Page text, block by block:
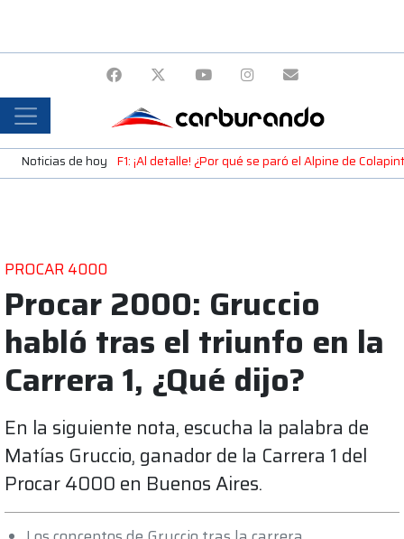
Noticias de hoy F1: ¡Al detalle! ¿Por qué se paró el Alpine de
PROCAR 4000
Procar 2000: Gruccio
habló tras el triunfo en la
Carrera 1, ¿Qué dijo?
En la siguiente nota, escucha la palabra de
Matías Gruccio, ganador de la Carrera 1 del
Procar 4000 en Buenos Aires.